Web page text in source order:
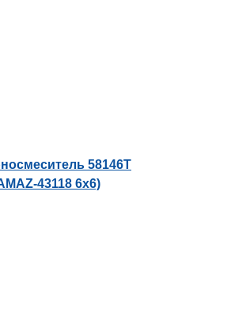
58146Т
43118 6х6)